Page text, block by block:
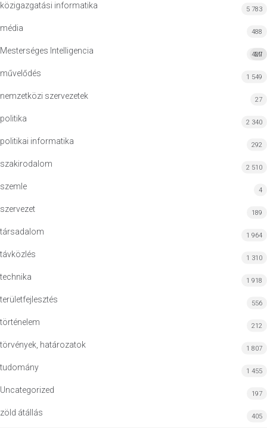
közigazgatási informatika 5 783
média 488
Mesterséges Intelligencia MI
427
művelődés 1 549
nemzetközi szervezetek 27
politika 2 340
politikai informatika 292
szakirodalom 2 510
szemle 4
szervezet 189
társadalom 1 964
távközlés 1 310
technika 1 918
területfejlesztés 556
történelem 212
törvények, határozatok 1 807
tudomány 1 455
Uncategorized 197
zöld átállás 405